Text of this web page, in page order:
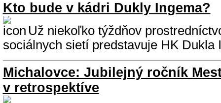
Kto bude v kádri Dukly Ingema?
Už niekoľko týždňov
sociálnych sietí predstavuje HK Dukla
Michalovce: Jubilejný ročník
v retrospektíve